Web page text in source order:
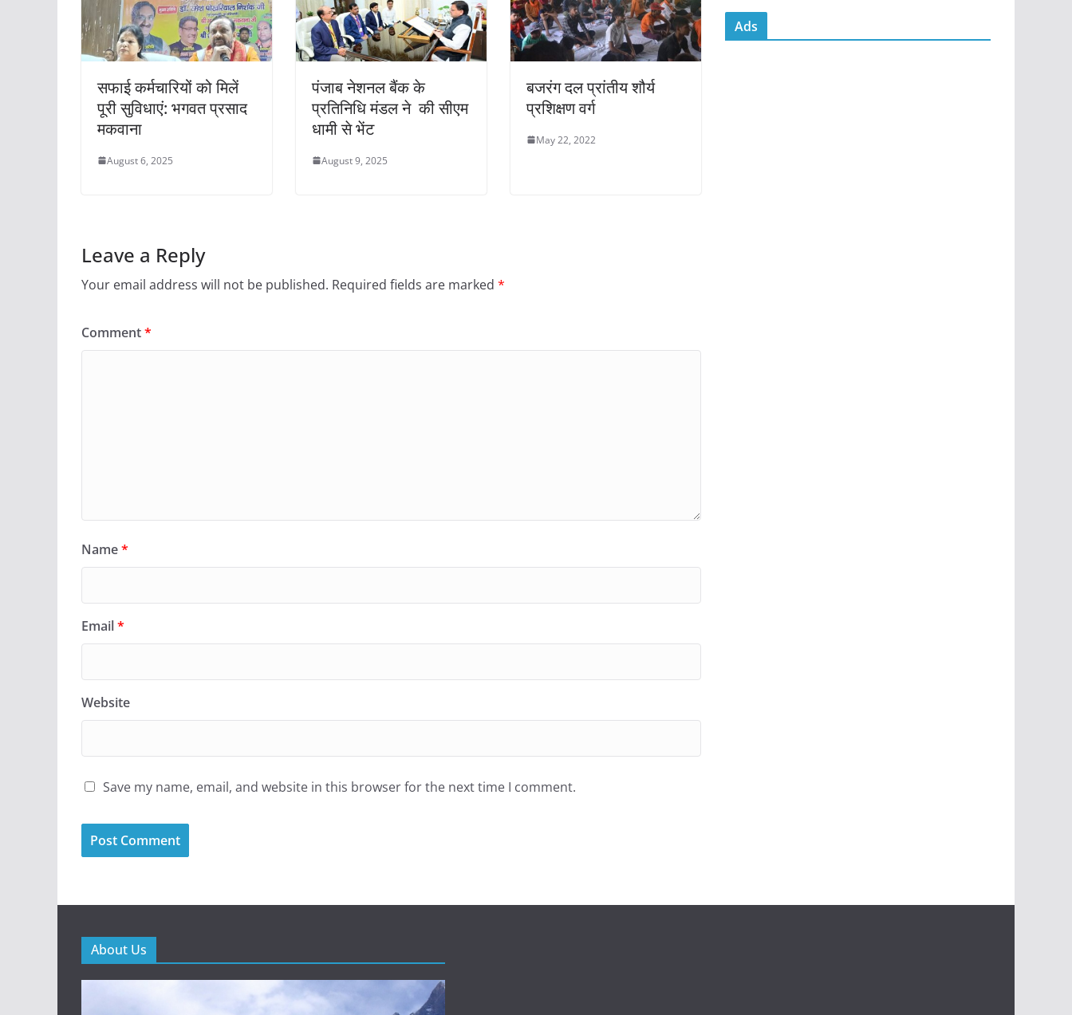
सफाई कर्मचारियों को मिलें
पूरी सुविधाएं: भगवत प्रसाद
मकवाना
August 6, 2025
पंजाब नेशनल बैंक के
प्रतिनिधि मंडल ने की सीएम
धामी से भेंट
August 9, 2025
बजरंग दल प्रांतीय शौर्य
प्रशिक्षण वर्ग
May 22, 2022
Leave a Reply
Your email address will not be published. Required fields are marked *
Comment*
Name*
Email*
Website
Save my name, email, and website in this browser for the next time I comment.
Ads
About Us